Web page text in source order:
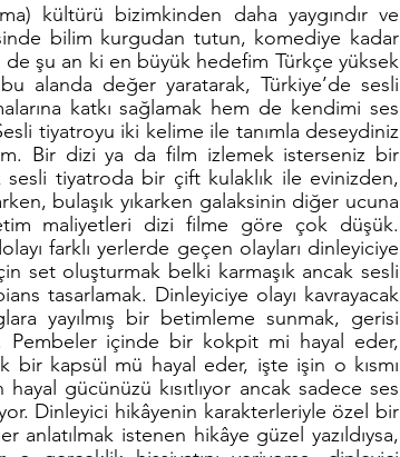
kültürü bizimkinden daha yaygındır ve
bilim kurgudan tutun, komediye kadar
şu an ki en büyük hedefim Türkçe yüksek
alanda değer yaratarak, Türkiye’de sesli
katkı sağlamak hem de kendimi ses
tiyatroyu iki kelime ile tanımla deseydiniz
Bir dizi ya da film izlemek isterseniz bir
sesli tiyatroda bir çift kulaklık ile evinizden,
bulaşık yıkarken galaksinin diğer ucuna
maliyetleri dizi filme göre çok düşük.
farklı yerlerde geçen olayları dinleyiciye
set oluşturmak belki karmaşık ancak sesli
tasarlamak. Dinleyiciye olayı kavrayacak
yayılmış bir betimleme sunmak, gerisi
Pembeler içinde bir kokpit mi hayal eder,
bir kapsül mü hayal eder, işte işin o kısmı
gücünüzü kısıtlıyor ancak sadece ses
Dinleyici hikâyenin karakterleriyle özel bir
anlatılmak istenen hikâye güzel yazıldıysa,